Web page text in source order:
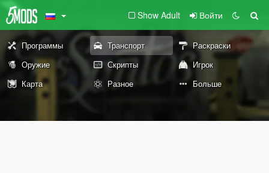
Show Adult Войти
Программы Транспорт
Раскраски
Оружие
Скрипты
Игрок
Карта
Разное Больше